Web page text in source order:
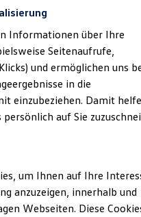
bei Volkswagen
Rechtliches
Golf
Informationen über Ihre
Seitenaufrufe,
und ermöglichen uns
in die
einzubeziehen. Damit
auf Sie
um Ihnen auf Ihre
anzuzeigen, innerhalb und
Webseiten. Diese